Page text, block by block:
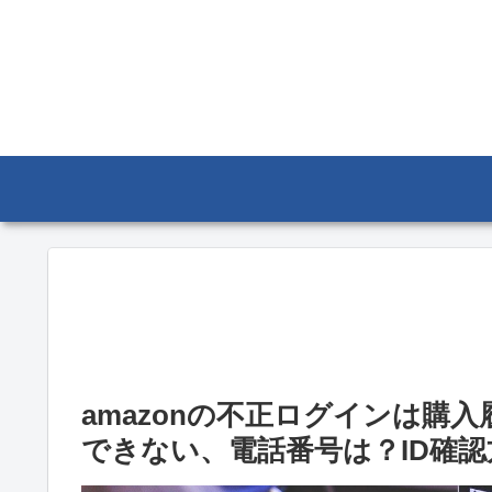
amazonの不正ログインは購
できない、電話番号は？ID確